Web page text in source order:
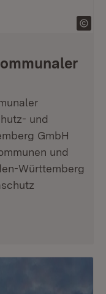
und
GmbH
und
Württemberg